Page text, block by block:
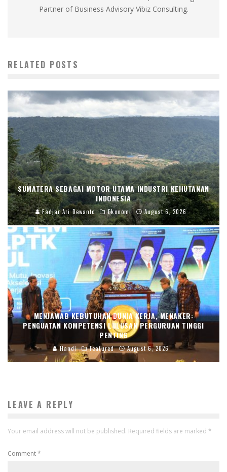
Partner of Business Advisory Vibiz Consulting.
RELATED POSTS
SUMATERA SEBAGAI MOTOR UTAMA INDUSTRI KEHUTANAN
INDONESIA
Fadjar Ari Dewanto Ekonomi August 6, 2026
MENJAWAB KEBUTUHAN DUNIA KERJA, MENAKER:
PENGUATAN KOMPETENSI LULUSAN PERGURUAN TINGGI
PENTING
Handi Featured August 6, 2026
LEAVE A REPLY
Your email address will not be published. Required fields are marked *
Comment*